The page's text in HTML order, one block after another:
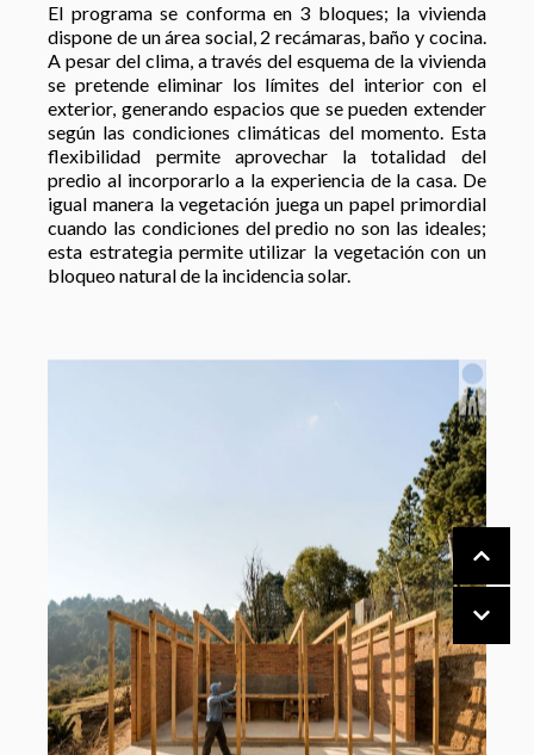
El programa se conforma en 3 bloques; la vivienda
dispone de un área social, 2 recámaras, baño y cocina.
A pesar del clima, a través del esquema de la vivienda
se pretende eliminar los límites del interior con el
exterior, generando espacios que se pueden extender
según las condiciones climáticas del momento. Esta
flexibilidad permite aprovechar la totalidad del
predio al incorporarlo a la experiencia de la casa. De
igual manera la vegetación juega un papel primordial
cuando las condiciones del predio no son las ideales;
esta estrategia permite utilizar la vegetación con un
bloqueo natural de la incidencia solar.